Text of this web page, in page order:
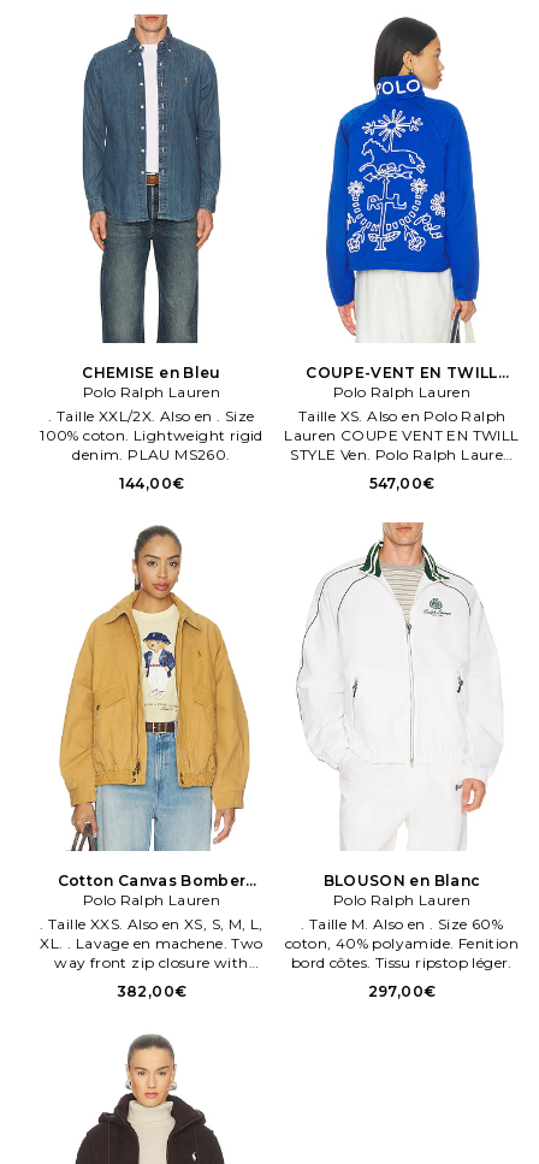
CHEMISE en Bleu
Polo Ralph Lauren
. Taille XXL/2X. Also en . Size
100% coton. Lightweight rigid
denim. PLAU MS260.
144,00€
COUPE-VENT EN TWILL
STYLE VenTAGE en Bleu
Polo Ralph Lauren
Taille XS. Also en Polo Ralph
Lauren COUPE VENT EN TWILL
STYLE Ven. Polo Ralph Lauren
COUPE VENT EN TWILL STYLE
Ven. TAGE en Bleu. TAGE en
Doublure:100% coton.
547,00€
Cotton Canvas Bomber
Jacket en Marron
Polo Ralph Lauren
. Taille XXS. Also en XS, S, M, L,
XL. . Lavage en machene. Two
way front zip closure with
button overlay.
382,00€
BLOUSON en Blanc
Polo Ralph Lauren
. Taille M. Also en . Size 60%
coton, 40% polyamide. Fenition
bord côtes. Tissu ripstop léger.
297,00€